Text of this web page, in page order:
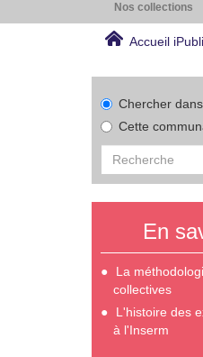
Nos collections
Accueil iPubli
Chercher
Cette
En
La
collectives
L'histoire des
à l'Inserm